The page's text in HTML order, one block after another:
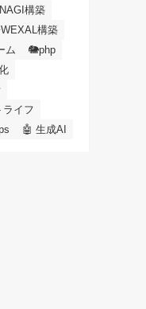
構築
構築
ム
🐘php
イフ
🤖 生成AI